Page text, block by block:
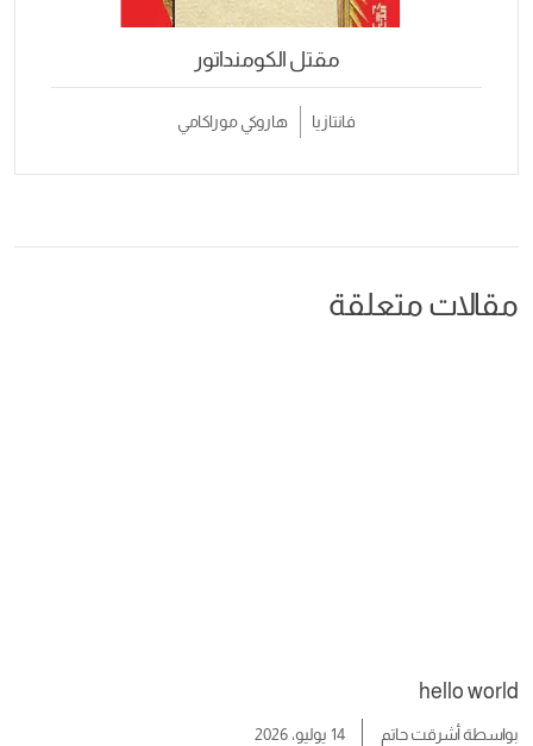
مقتل الكومنداتور
فانتازيا هاروكي موراكامي
مقالات متعلقة
hello world
بواسطةأشرقت حاتم 14 يوليو، 2026